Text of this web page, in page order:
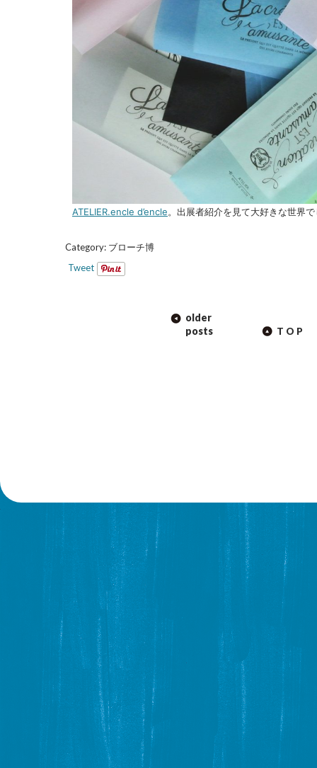
ATELIER.encle d’encle。出展者紹介を見て大好きな世界
Category: ブローチ博
Tweet
older
posts
TOP